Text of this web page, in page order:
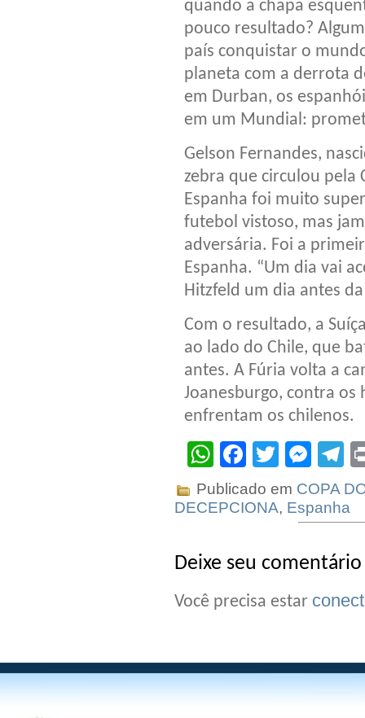
quando a chapa
pouco resultado?
país conquistar o
planeta com a derrota
em Durban, os
em um Mundial:
Gelson Fernandes,
zebra que circulou
Espanha foi muito
futebol vistoso, mas
adversária. Foi a
Espanha. “Um dia vai
Hitzfeld um dia antes
Com o resultado, a
ao lado do Chile, que
antes. A Fúria volta a
Joanesburgo, contra os
enfrentam os chilenos.
WhatsApp
Facebook
Twitter
Publicado em COPA
DECEPCIONA, Espanha
Deixe seu comentário
Você precisa estar